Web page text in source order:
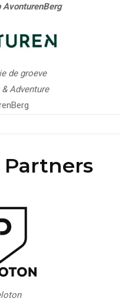
de groeve
Adventure